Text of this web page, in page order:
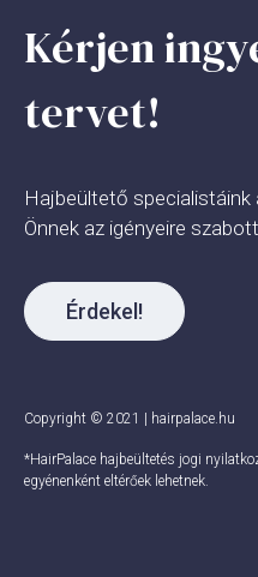
Kérjen
tervet!
Hajbeültető specialistáink
Önnek az igényeire
Érdekel!
Copyright © 2021 | hairpalace.hu
*HairPalace hajbeültetés jogi
egyénenként eltérőek lehetnek.